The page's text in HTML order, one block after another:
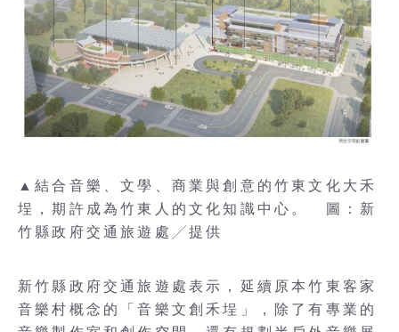
▲結合音樂、文學、商業與創意的竹東文化大禾
埕，期許成為竹東人的文化知識中心。 圖：新
竹縣政府交通旅遊處╱提供
新竹縣政府交通旅遊處表示，延續原本竹東客家
音樂村概念的「音樂文創禾埕」，除了有專業的